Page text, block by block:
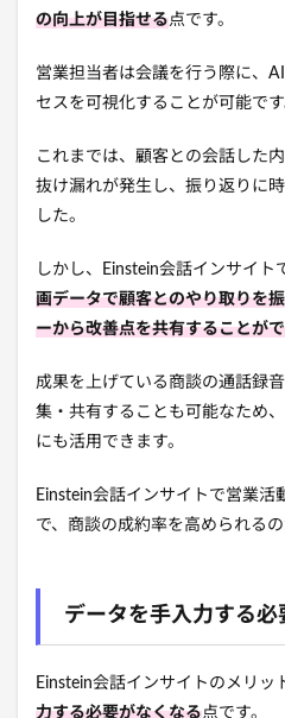
の向上が目指せる点です。
営業担当者は会議を行う際に、
セスを可視化することが可能です
これまでは、顧客との会話した
抜け漏れが発生し、振り返りに
した。
しかし、Einstein会話インサイト
画データで顧客とのやり取りを
ーから改善点を共有することが
成果を上げている商談の通話録
集・共有することも可能なため
にも活用できます。
Einstein会話インサイトで営業活
で、商談の成約率を高められるの
データを手入力する必
Einstein会話インサイトのメリッ
力する必要がなくなる点です。